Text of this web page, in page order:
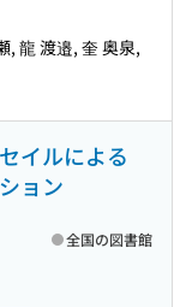
, 龍 渡邉, 奎 奥泉,
イルによる
ョン
全国の図書館